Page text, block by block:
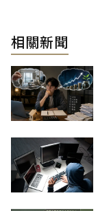
相關新聞